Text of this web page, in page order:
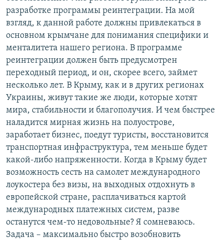
разработке программы реинтеграции. На мой
взгляд, к данной работе должны привлекаться в
основном крымчане для понимания специфики и
менталитета нашего региона. В программе
реинтеграции должен быть предусмотрен
переходный период, и он, скорее всего, займет
несколько лет. В Крыму, как и в других регионах
Украины, живут такие же люди, которые хотят
мира, стабильности и благополучия. И чем быстрее
наладится мирная жизнь на полуострове,
заработает бизнес, поедут туристы, восстановится
транспортная инфраструктура, тем меньше будет
какой-либо напряженности. Когда в Крыму будет
возможность сесть на самолет международного
лоукостера без визы, на выходных отдохнуть в
европейской стране, расплачиваться картой
международных платежных систем, разве
останутся чем-то недовольные? Я сомневаюсь.
Задача – максимально быстро возобновить